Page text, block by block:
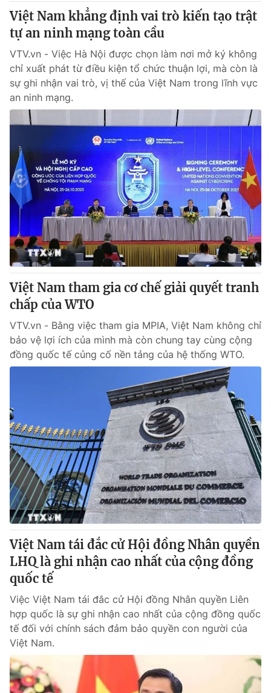
Việt Nam khẳng định vai trò kiến tạo trật
tự an ninh mạng toàn cầu
VTV.vn - Việc Hà Nội được chọn làm nơi mở ký không
chỉ xuất phát từ điều kiện tổ chức thuận lợi, mà còn là
sự ghi nhận vai trò, vị thế của Việt Nam trong lĩnh vực
an ninh mạng.
Việt Nam tham gia cơ chế giải quyết tranh
chấp của WTO
VTV.vn - Bằng việc tham gia MPIA, Việt Nam không chỉ
bảo vệ lợi ích của mình mà còn chung tay cùng cộng
đồng quốc tế củng cố nền tảng của hệ thống WTO.
Việt Nam tái đắc cử Hội đồng Nhân quyền
LHQ là ghi nhận cao nhất của cộng đồng
quốc tế
Việc Việt Nam tái đắc cử Hội đồng Nhân quyền Liên
hợp quốc là sự ghi nhận cao nhất của cộng đồng quốc
tế đối với chính sách đảm bảo quyền con người của
Việt Nam.